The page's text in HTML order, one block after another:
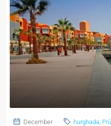
December
hurghada